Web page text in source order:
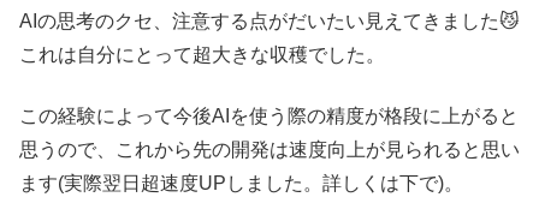
AIの思考のクセ、注意する点がだいたい見えてきました😼
これは自分にとって超大きな収穫でした。
この経験によって今後AIを使う際の精度が格段に上がると
思うので、これから先の開発は速度向上が見られると思い
ます(実際翌日超速度UPしました。詳しくは下で)。